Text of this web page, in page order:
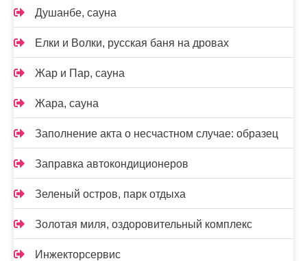
Душанбе, сауна
Елки и Волки, русская баня на дровах
Жар и Пар, сауна
Жара, сауна
Заполнение акта о несчастном случае: образец
Заправка автокондиционеров
Зеленый остров, парк отдыха
Золотая миля, оздоровительный комплекс
Инжекторсервис